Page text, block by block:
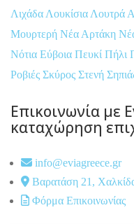
Λιχάδα Λουκίσια Λουτρά
Μουρτερή Νέα Αρτάκη
Νότια Εύβοια Πευκί Πήλι
Ροβιές Σκύρος Στενή
Επικοινωνία με
καταχώρηση
info@eviagreece.gr
Βαρατάση 21,
Φόρμα Επικοινωνίας